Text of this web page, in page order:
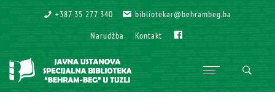
+387 35 277 340
+387 35 277 340 bibliotekar@behrambeg.ba
bibliotekar@behrambeg.ba
Narudžba
Narudžba Kontakt
Kontakt